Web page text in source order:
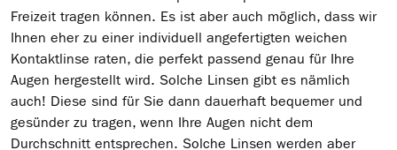
Freizeit tragen können. Es ist aber auch möglich, dass wir
Ihnen eher zu einer individuell angefertigten weichen
Kontaktlinse raten, die perfekt passend genau für Ihre
Augen hergestellt wird. Solche Linsen gibt es nämlich
auch! Diese sind für Sie dann dauerhaft bequemer und
gesünder zu tragen, wenn Ihre Augen nicht dem
Durchschnitt entsprechen. Solche Linsen werden aber